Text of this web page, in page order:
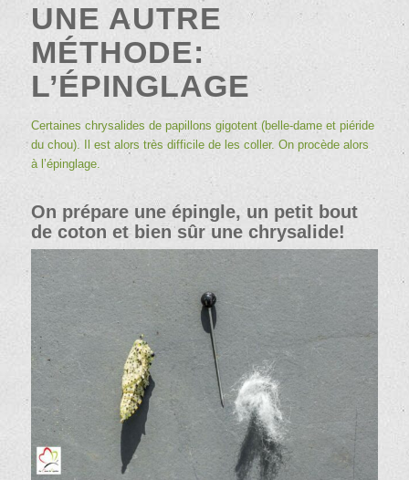
UNE AUTRE
MÉTHODE:
L’ÉPINGLAGE
Certaines chrysalides de papillons gigotent (belle-dameet piéride
du chou). Il est alors très difficile de les coller. On procède alors
à l’épinglage.
On prépare une épingle, un petit bout
de coton et bien sûr une chrysalide!